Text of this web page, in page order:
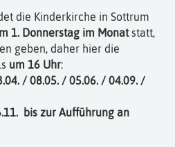
die Kinderkirche in Sottrum
1. Donnerstag im Monatstatt,
geben, daher hier die
um 16 Uhr:
/ 08.05. / 05.06. / 04.09. /
bis zur Aufführung an